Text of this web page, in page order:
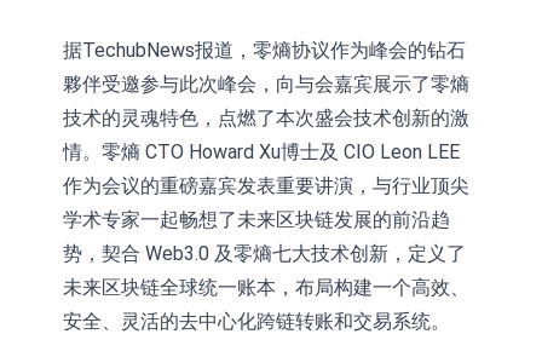
饰(06162.HK)跌26.09%
据TechubNews报道，零熵协议作为峰会的钻石
夥伴受邀参与此次峰会，向与会嘉宾展示了零熵
技术的灵魂特色，点燃了本次盛会技术创新的激
情。零熵 CTO Howard Xu博士及 CIO Leon LEE
作为会议的重磅嘉宾发表重要讲演，与行业顶尖
学术专家一起畅想了未来区块链发展的前沿趋
势，契合 Web3.0 及零熵七大技术创新，定义了
未来区块链全球统一账本，布局构建一个高效、
安全、灵活的去中心化跨链转账和交易系统。